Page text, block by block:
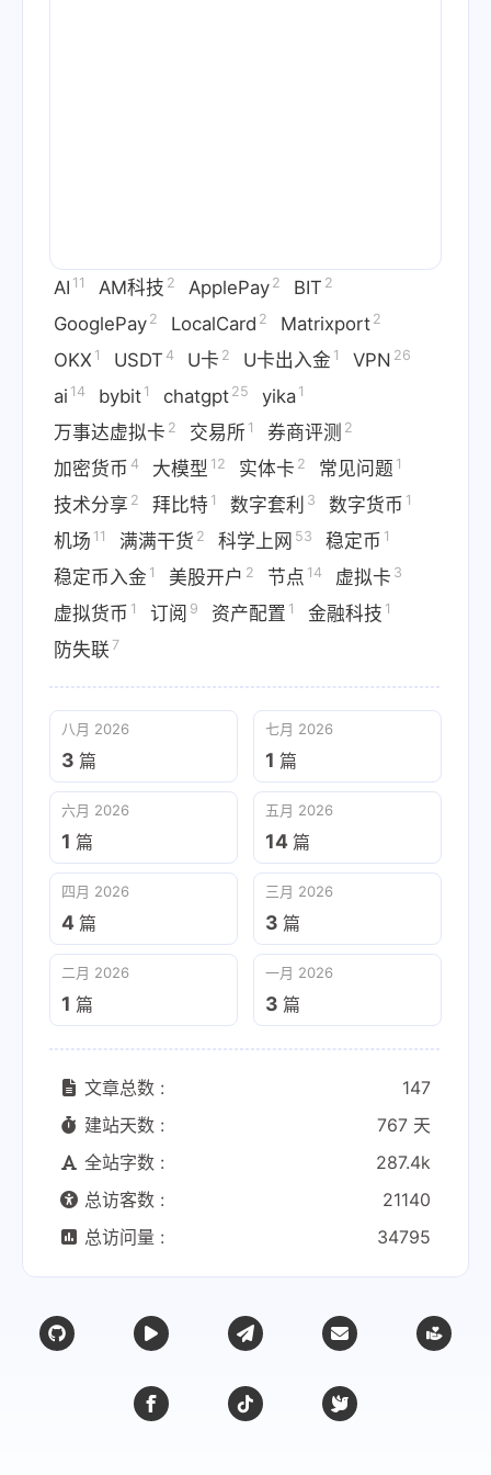
AI 11 AM科技 2 ApplePay 2 BIT 2
GooglePay 2 LocalCard 2 Matrixport 2
OKX 1 USDT 4 U卡 2 U卡出入金 1 VPN 26
ai 14 bybit 1 chatgpt 25 yika 1
万事达虚拟卡 2 交易所 1 券商评测 2
加密货币 4 大模型 12 实体卡 2 常见问题 1
技术分享 2 拜比特 1 数字套利 3 数字货币 1
机场 11 满满干货 2 科学上网 53 稳定币 1
稳定币入金 1 美股开户 2 节点 14 虚拟卡 3
虚拟货币 1 订阅 9 资产配置 1 金融科技 1
防失联 7
八月 2026
3 篇
七月 2026
1 篇
六月 2026
1 篇
五月 2026
14 篇
四月 2026
4 篇
三月 2026
3 篇
二月 2026
1 篇
一月 2026
3 篇
文章总数 :
147
建站天数 :
767 天
全站字数 :
287.4k
总访客数 :
21140
总访问量 :
34795